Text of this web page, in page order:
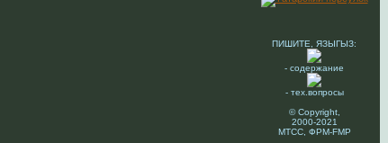
ПИШИТЕ, ЯЗЫГЫЗ:
- содержание
- тех.вопросы
© Copyright,
2000-2021
МТСС, ФРМ-FMP